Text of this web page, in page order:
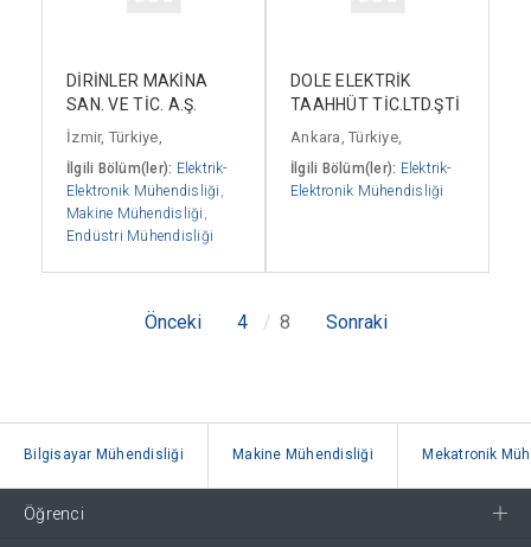
DİRİNLER MAKİNA
SAN. VE TİC. A.Ş.
İzmir, Türkiye,
İlgili Bölüm(ler): Elektrik-
Elektronik Mühendisliği ,
Makine Mühendisliği ,
Endüstri Mühendisliği
DOLE ELEKTRİK
TAAHHÜT TİC.LTD.ŞTİ
Ankara, Türkiye,
İlgili Bölüm(ler): Elektrik-
Elektronik Mühendisliği
Önceki 4 8 Sonraki
Bilgisayar Mühendisliği Makine Mühendisliği Mekatronik
Öğrenci